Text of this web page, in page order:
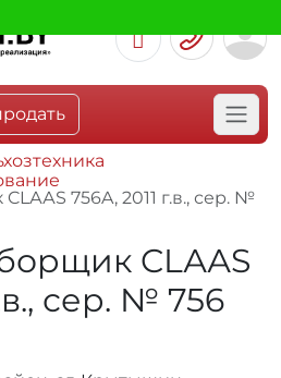
756A, 2011 г.в., сер. №
CLААS
сер. № 756